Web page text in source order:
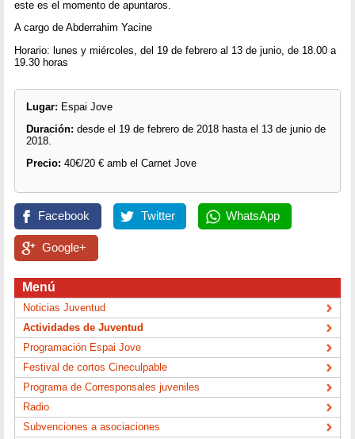
este es el momento de apuntaros.
A cargo de Abderrahim Yacine
Horario: lunes y miércoles, del 19 de febrero al 13 de junio, de 18.00 a
19.30 horas
Lugar: Espai Jove
Duración: desde el 19 de febrero de 2018 hasta el 13 de junio de
2018.
Precio: 40€/20 € amb el Carnet Jove
Facebook Twitter WhatsApp
Google+
Menú
Noticias Juventud
Actividades de Juventud
Programación Espai Jove
Festival de cortos Cineculpable
Programa de Corresponsales juveniles
Radio
Subvenciones a asociaciones